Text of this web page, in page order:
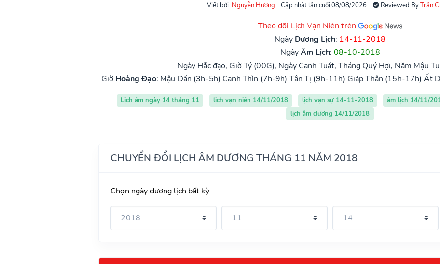
Viết bởi: Nguyễn Hương Cập nhật lần cuối 08/08/2026 Reviewed ByTrần
Theo dõi Lịch Vạn Niên trên
Ngày Dương Lịch: 14-11-2018
NgàyÂm Lịch: 08-10-2018
Ngày Hắc đạo, Giờ Tý (00G), Ngày Canh Tuất, Tháng Quý Hợi, Năm Mậu
Giờ Hoàng Đạo: Mậu Dần (3h-5h) Canh Thìn (7h-9h) Tân Tị (9h-11h) Giáp Thân (15h-17h) Ất
Lịch âm ngày 14 tháng 11 lịch vạn niên 14/11/2018 lịch vạn sự 14-11-2018 âm lịch 14/11/
lịch âm dương 14/11/2018
CHUYỂN ĐỔI LỊCH ÂM DƯƠNG THÁNG 11 NĂM 2018
Chọn ngày dương lịch bất kỳ